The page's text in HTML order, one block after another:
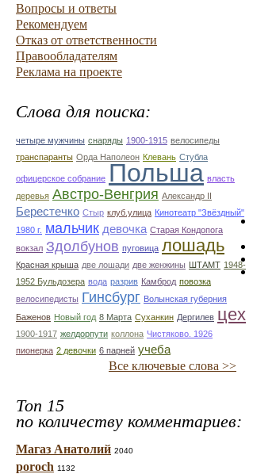
Вопросы и ответы
Рекомендуем
Отказ от ответственности
Правообладателям
Реклама на проекте
Слова для поиска:
четыре мужчины снаряды 1900-1915 велосипеды
транспаранты Орда Наполеон Клевань Стубла
офицерское собрание Польша власть
деревья Австро-Венгрия Александр ІІ
Берестечко Стыр клуб.улица Кинотеатр "Звёздный"
1980 г. мальчик девочка Старая Кондопога
вокзал Здолбунов пуговица лошадь
Красная крыша две лошади две женжины ШТАМТ 1948-
1952 Бульдозера вода разрив Камброд повозка
велосипедисты Гинсбург Волынская губерния
Баженов Новый год 8 Марта Суханкин Дергилев цех
1900-1917 желдорпути коллона Чистяково. 1926
пионерка 2 девочки 6 парней учеба
Все ключевые слова >>
Топ 15
по количеству комментариев:
Магаз Анатолий 2040
poroch 1132